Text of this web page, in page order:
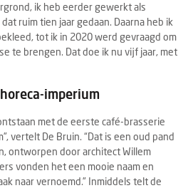
ik heb eerder gewerkt als
ruim tien jaar gedaan. Daarna heb ik
tot ik in 2020 werd gevraagd om
te brengen. Dat doe ik nu vijf jaar, met
imperium
met de eerste café-brasserie
vertelt De Bruin. “Dat is een oud pand
ontworpen door architect Willem
vonden het een mooie naam en
naar vernoemd.” Inmiddels telt de